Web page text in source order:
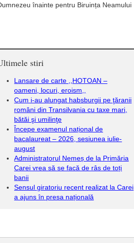
înainte pentru Biruința Neamului
stiri
Lansare de carte ,,HOTOAN –
oameni, locuri, eroism,,
Cum i-au alungat habsburgii pe ţăranii
români din Transilvania cu taxe mari,
bătăi şi umilinţe
Începe examenul național de
bacalaureat – 2026, sesiunea iulie-
august
Administratorul Nemeș de la Primăria
Carei vrea să se facă de râs de toți
banii
Sensul giratoriu recent realizat la Carei
a ajuns în presa națională